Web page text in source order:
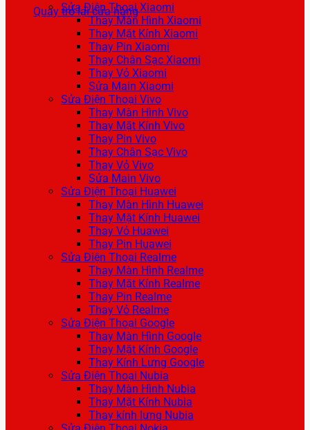
Quay trở lại cửa hàng
Sửa Điện Thoại Xiaomi
Thay Màn Hình Xiaomi
Thay Mặt Kính Xiaomi
Thay Pin Xiaomi
Thay Chân Sạc Xiaomi
Thay Vỏ Xiaomi
Sửa Main Xiaomi
Sửa Điện Thoại Vivo
Thay Màn Hình Vivo
Thay Mặt Kính Vivo
Thay Pin Vivo
Thay Chân Sạc Vivo
Thay Vỏ Vivo
Sửa Main Vivo
Sửa Điện Thoại Huawei
Thay Màn Hình Huawei
Thay Mặt Kính Huawei
Thay Vỏ Huawei
Thay Pin Huawei
Sửa Điện Thoại Realme
Thay Màn Hình Realme
Thay Mặt Kính Realme
Thay Pin Realme
Thay Vỏ Realme
Sửa Điện Thoại Google
Thay Màn Hình Google
Thay Mặt Kính Google
Thay Kính Lưng Google
Sửa Điện Thoại Nubia
Thay Màn Hình Nubia
Thay Mặt Kính Nubia
Thay kính lưng Nubia